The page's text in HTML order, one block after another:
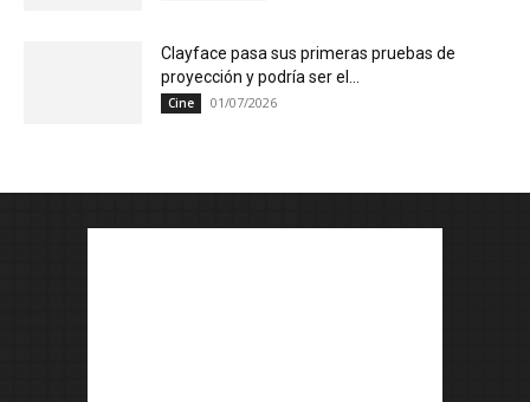
Clayface pasa sus primeras pruebas de
proyección y podría ser el...
Cine 01/07/2026